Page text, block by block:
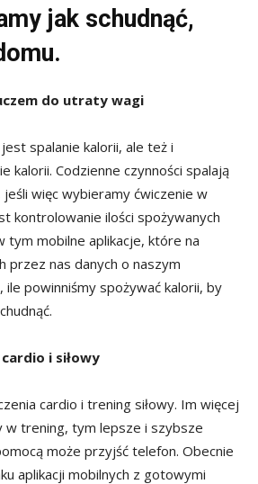
jak schudnąć,
do utraty wagi
spalanie kalorii, ale też i
kalorii. Codzienne czynności spalają
jeśli więc wybieramy ćwiczenie w
kontrolowanie ilości spożywanych
tym mobilne aplikacje, które na
przez nas danych o naszym
ile powinniśmy spożywać kalorii, by
i siłowy
cardio i trening siłowy. Im więcej
w trening, tym lepsze i szybsze
może przyjść telefon. Obecnie
aplikacji mobilnych z gotowymi